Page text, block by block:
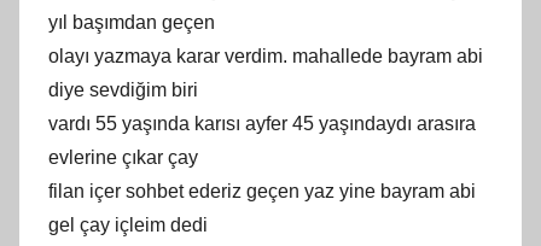
yıl başımdan geçen
olayı yazmaya karar verdim. mahallede bayram abi
diye sevdiğim biri
vardı 55 yaşında karısı ayfer 45 yaşındaydı arasıra
evlerine çıkar çay
filan içer sohbet ederiz geçen yaz yine bayram abi
gel çay içleim dedi